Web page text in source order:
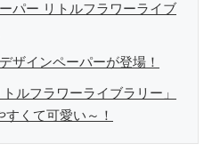
パー リトルフラワーライブ
ザインペーパーが登場！
ルフラワーライブラリー」
くて可愛い～！